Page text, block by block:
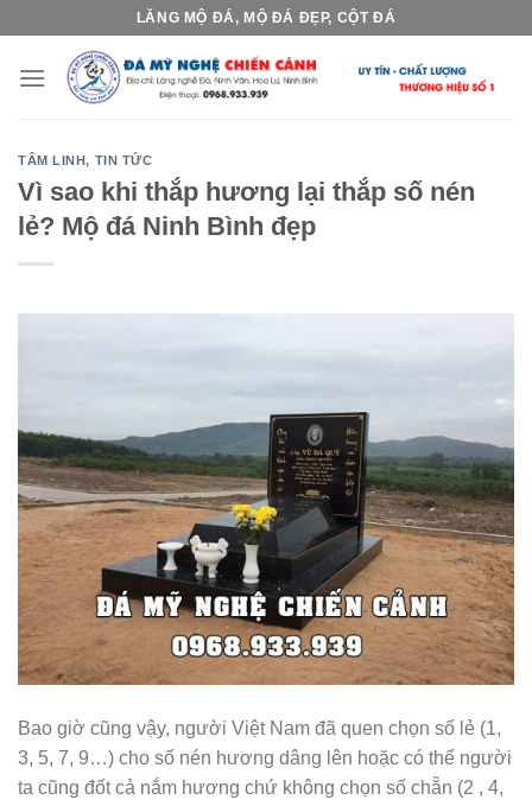
content
LĂNG MỘ ĐÁ, MỘ ĐÁ ĐẸP, CỘT ĐÁ
TÂM LINH, TIN TỨC
Vì sao khi thắp hương lại thắp số nén
lẻ? Mộ đá Ninh Bình đẹp
Bao giờ cũng vậy, người Việt Nam đã quen chọn số lẻ (1,
3, 5, 7, 9…) cho số nén hương dâng lên hoặc có thể người
ta cũng đốt cả nắm hương chứ không chọn số chẵn (2 , 4,